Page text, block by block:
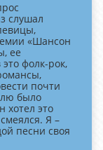
слушал
«Шансон
ее
фолк-рок,
почти
было
хотел это
Я –
песни своя